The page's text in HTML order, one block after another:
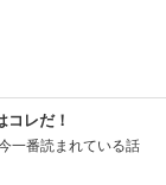
コレだ！
一番読まれている話